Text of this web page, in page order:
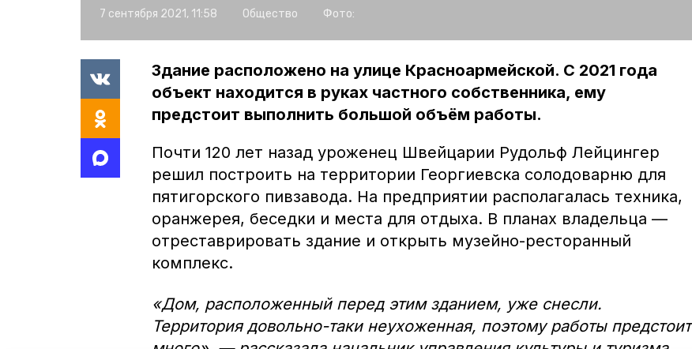
7 сентября 2021, 11:58 Общество Фото:
Здание расположено на улице Красноармейской. С 2021 года
объект находится в руках частного собственника, ему
предстоит выполнить большой объём работы.
Почти 120 лет назад уроженец Швейцарии Рудольф Лейцингер
решил построить на территории Георгиевска солодоварню для
пятигорского пивзавода. На предприятии располагалась техника,
оранжерея, беседки и места для отдыха. В планах владельца —
отреставрировать здание и открыть музейно-ресторанный
комплекс.
«Дом, расположенный перед этим зданием, уже снесли.
Территория довольно-таки неухоженная, поэтому работы предстоит